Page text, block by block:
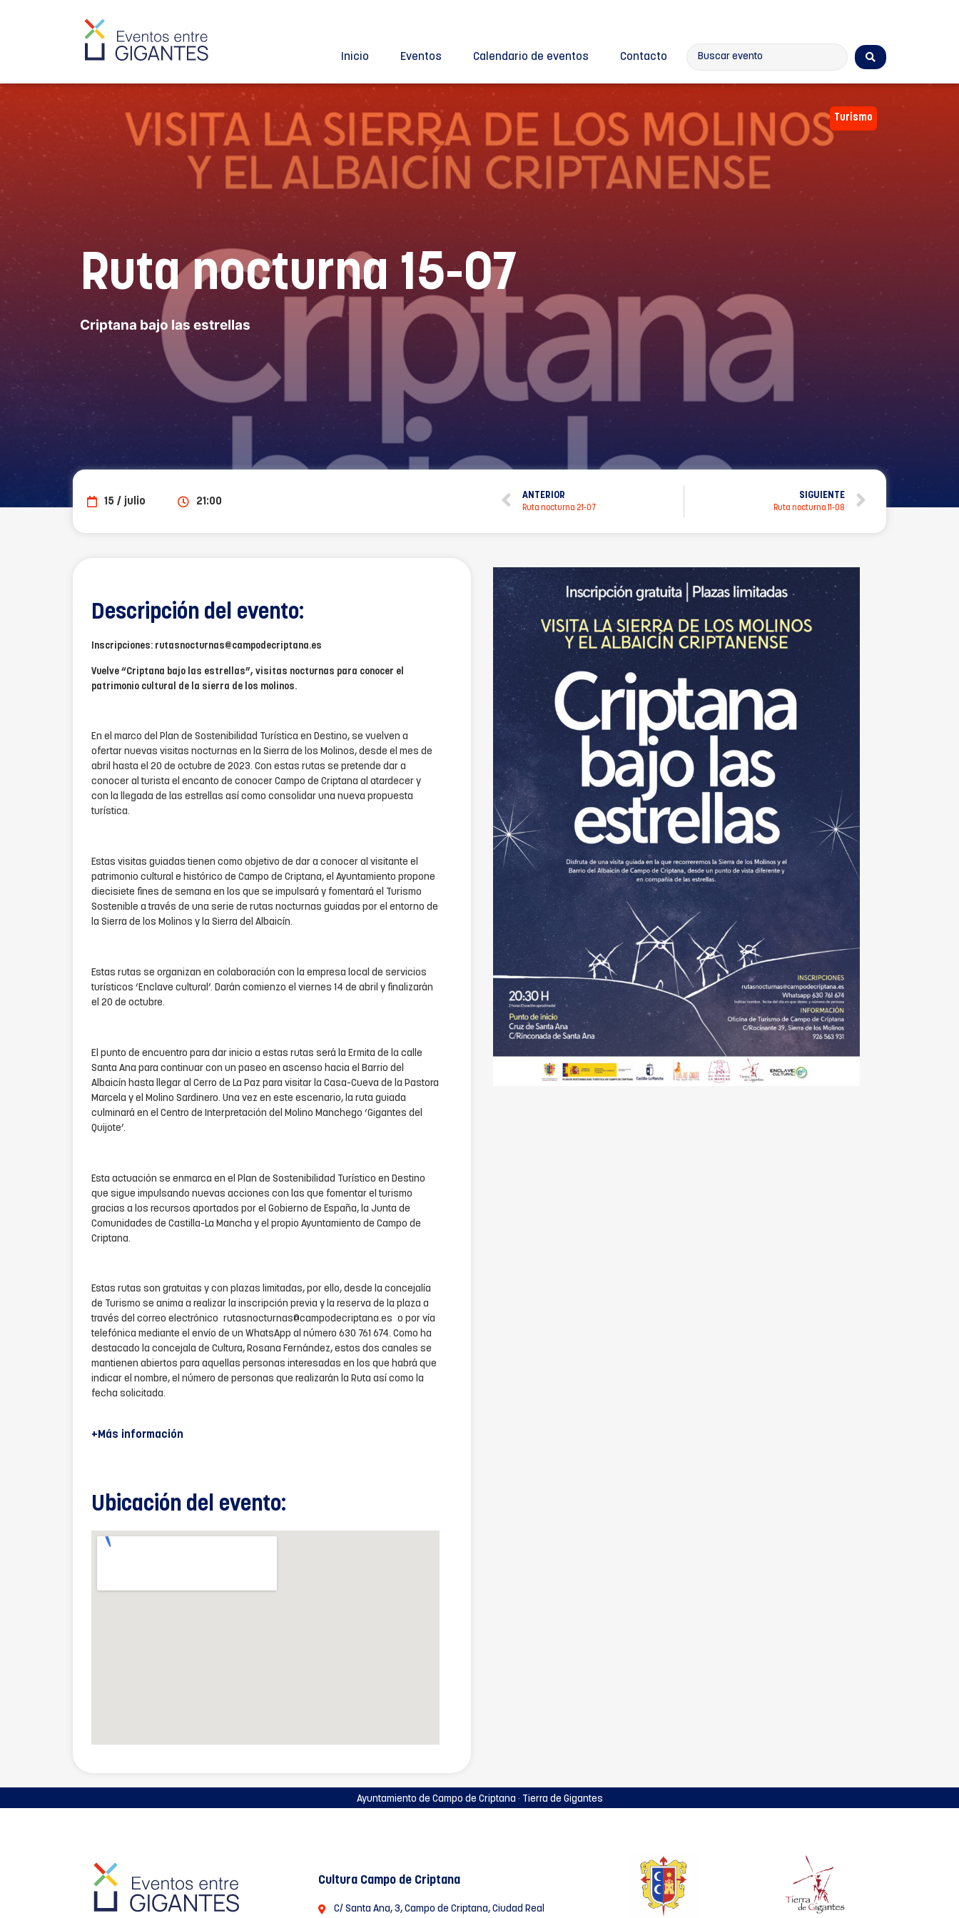
Inicio Eventos Calendario de eventos Contacto
Ruta nocturna 15-07
Criptana bajo las estrellas
Turismo
15 / julio 21:00 ANTERIOR
Ruta nocturna 21-07
SIGUIENTE
Ruta nocturna 11-08
Descripción del evento:
Inscripciones: rutasnocturnas@campodecriptana.es
Vuelve “Criptana bajo las estrellas”, visitas nocturnas para conocer el
patrimonio cultural de la sierra de los molinos.
En el marco del Plan de Sostenibilidad Turística en Destino, se vuelven a
ofertar nuevas visitas nocturnas en la Sierra de los Molinos, desde el mes de
abril hasta el 20 de octubre de 2023. Con estas rutas se pretende dar a
conocer al turista el encanto de conocer Campo de Criptana al atardecer y
con la llegada de las estrellas así como consolidar una nueva propuesta
turística.
Estas visitas guiadas tienen como objetivo de dar a conocer al visitante el
patrimonio cultural e histórico de Campo de Criptana, el Ayuntamiento propone
diecisiete fines de semana en los que se impulsará y fomentará el Turismo
Sostenible a través de una serie de rutas nocturnas guiadas por el entorno de
la Sierra de los Molinos y la Sierra del Albaicín.
Estas rutas se organizan en colaboración con la empresa local de servicios
turísticos ‘Enclave cultural’. Darán comienzo el viernes 14 de abril y finalizarán
el 20 de octubre.
El punto de encuentro para dar inicio a estas rutas será la Ermita de la calle
Santa Ana para continuar con un paseo en ascenso hacia el Barrio del
Albaicín hasta llegar al Cerro de La Paz para visitar la Casa-Cueva de la Pastora
Marcela y el Molino Sardinero. Una vez en este escenario, la ruta guiada
culminará en el Centro de Interpretación del Molino Manchego ‘Gigantes del
Quijote’.
Esta actuación se enmarca en el Plan de Sostenibilidad Turístico en Destino
que sigue impulsando nuevas acciones con las que fomentar el turismo
gracias a los recursos aportados por el Gobierno de España, la Junta de
Comunidades de Castilla-La Mancha y el propio Ayuntamiento de Campo de
Criptana.
Estas rutas son gratuitas y con plazas limitadas, por ello, desde la concejalía
de Turismo se anima a realizar la inscripción previa y la reserva de la plaza a
través del correo electrónico rutasnocturnas@campodecriptana.es o por vía
telefónica mediante el envío de un WhatsApp al número 630 761 674. Como ha
destacado la concejala de Cultura, Rosana Fernández, estos dos canales se
mantienen abiertos para aquellas personas interesadas en los que habrá que
indicar el nombre, el número de personas que realizarán la Ruta así como la
fecha solicitada.
+Más información
Ubicación del evento:
Ayuntamiento de Campo de Criptana · Tierra de Gigantes
Cultura Campo de Criptana
C/ Santa Ana, 3, Campo de Criptana, Ciudad Real